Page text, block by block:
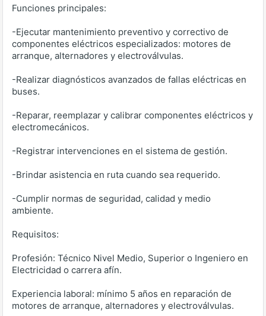
Funciones principales:
-Ejecutar mantenimiento preventivo y correctivo de
componentes eléctricos especializados: motores de
arranque, alternadores y electroválvulas.
-Realizar diagnósticos avanzados de fallas eléctricas en
buses.
-Reparar, reemplazar y calibrar componentes eléctricos y
electromecánicos.
-Registrar intervenciones en el sistema de gestión.
-Brindar asistencia en ruta cuando sea requerido.
-Cumplir normas de seguridad, calidad y medio
ambiente.
Requisitos:
Profesión: Técnico Nivel Medio, Superior o Ingeniero en
Electricidad o carrera afín.
Experiencia laboral: mínimo 5 años en reparación de
motores de arranque, alternadores y electroválvulas.